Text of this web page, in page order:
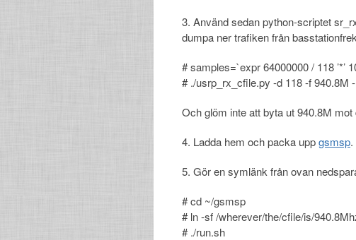
3. Använd sedan python-scriptet
dumpa ner trafiken från
# samples=`expr 64000000 / 118 ’*’
# ./usrp_rx_cfile.py -d 118 -f 940.8M
Och glöm inte att byta ut 940.8M
4. Ladda hem och packa uppgsmsp.
5. Gör en symlänk från ovan
# cd ~/gsmsp
# ln -sf /wherever/the/cfile/is/
# ./run.sh